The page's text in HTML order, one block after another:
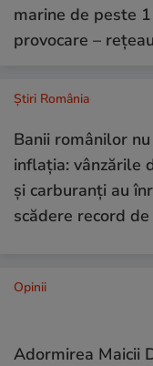
marine de peste
provocare –
Știri România
Banii românilor
inflația: vânzările
și carburanți au
scădere record
Opinii
Adormirea Maicii